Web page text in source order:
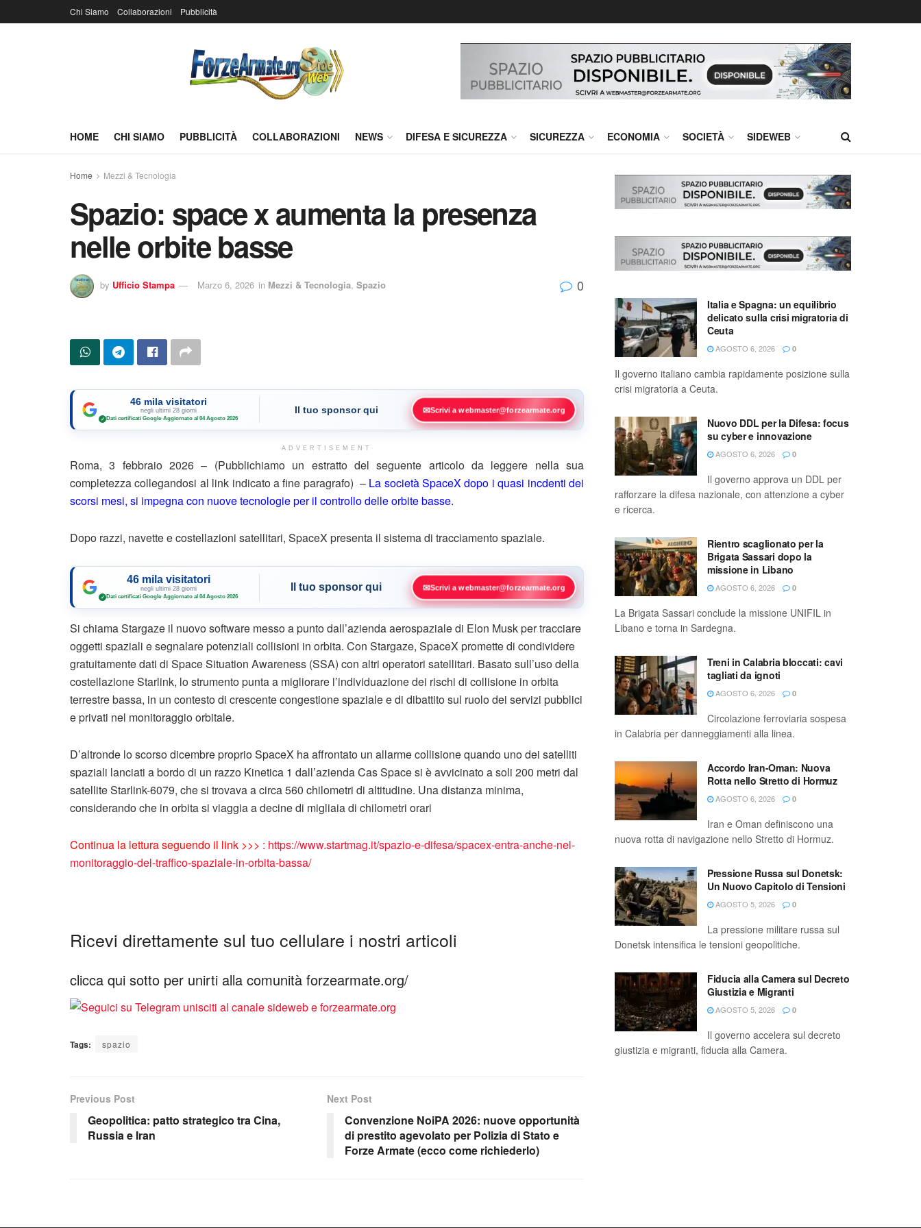
Chi Siamo Collaborazioni Pubblicità
HOME CHI SIAMO PUBBLICITÀ COLLABORAZIONI NEWS DIFESA E SICUREZZA SICUREZZA ECONOMIA SOCIETÀ SIDEWEB
Home Mezzi & Tecnologia
Spazio: space x aumenta la presenza
nelle orbite basse
by Ufficio Stampa Marzo 6, 2026 in Mezzi & Tecnologia, Spazio 0
46 mila visitatori
negli ultimi 28 giorni
✓ Dati certificati Google·Aggiornato al 04 Agosto 2026
Il tuo sponsor qui ✉Scrivi a webmaster@forzearmate.org
ADVERTISEMENT
Roma, 3 febbraio 2026 – (Pubblichiamo un estratto del seguente articolo da leggere nella sua
completezza collegandosi al link indicato a fine paragrafo) – La società SpaceX dopo i quasi incdenti dei
scorsi mesi, si impegna con nuove tecnologie per il controllo delle orbite basse.
Dopo razzi, navette e costellazioni satellitari, SpaceX presenta il sistema di tracciamento spaziale.
46 mila visitatori
negli ultimi 28 giorni
✓ Dati certificati Google·Aggiornato al 04 Agosto 2026
Il tuo sponsor qui ✉Scrivi a webmaster@forzearmate.org
Si chiama Stargaze il nuovo software messo a punto dall’azienda aerospaziale di Elon Musk per tracciare
oggetti spaziali e segnalare potenziali collisioni in orbita. Con Stargaze, SpaceX promette di condividere
gratuitamente dati di Space Situation Awareness (SSA) con altri operatori satellitari. Basato sull’uso della
costellazione Starlink, lo strumento punta a migliorare l’individuazione dei rischi di collisione in orbita
terrestre bassa, in un contesto di crescente congestione spaziale e di dibattito sul ruolo dei servizi pubblici
e privati nel monitoraggio orbitale.
D’altronde lo scorso dicembre proprio SpaceX ha affrontato un allarme collisione quando uno dei satelliti
spaziali lanciati a bordo di un razzo Kinetica 1 dall’azienda Cas Space si è avvicinato a soli 200 metri dal
satellite Starlink-6079, che si trovava a circa 560 chilometri di altitudine. Una distanza minima,
considerando che in orbita si viaggia a decine di migliaia di chilometri orari
Continua la lettura seguendo il link >>> : https://www.startmag.it/spazio-e-difesa/spacex-entra-anche-nel-
monitoraggio-del-traffico-spaziale-in-orbita-bassa/
Ricevi direttamente sul tuo cellulare i nostri articoli
clicca qui sotto per unirti alla comunità forzearmate.org/
Tags: spazio
Previous Post
Geopolitica: patto strategico tra Cina,
Russia e Iran
Next Post
Convenzione NoiPA 2026: nuove opportunità
di prestito agevolato per Polizia di Stato e
Forze Armate (ecco come richiederlo)
Italia e Spagna: un equilibrio
delicato sulla crisi migratoria di
Ceuta
AGOSTO 6, 2026 0
Il governo italiano cambia rapidamente posizione sulla
crisi migratoria a Ceuta.
Nuovo DDL per la Difesa: focus
su cyber e innovazione
AGOSTO 6, 2026 0
Il governo approva un DDL per
rafforzare la difesa nazionale, con attenzione a cyber
e ricerca.
Rientro scaglionato per la
Brigata Sassari dopo la
missione in Libano
AGOSTO 6, 2026 0
La Brigata Sassari conclude la missione UNIFIL in
Libano e torna in Sardegna.
Treni in Calabria bloccati: cavi
tagliati da ignoti
AGOSTO 6, 2026 0
Circolazione ferroviaria sospesa
in Calabria per danneggiamenti alla linea.
Accordo Iran-Oman: Nuova
Rotta nello Stretto di Hormuz
AGOSTO 6, 2026 0
Iran e Oman definiscono una
nuova rotta di navigazione nello Stretto di Hormuz.
Pressione Russa sul Donetsk:
Un Nuovo Capitolo di Tensioni
AGOSTO 5, 2026 0
La pressione militare russa sul
Donetsk intensifica le tensioni geopolitiche.
Fiducia alla Camera sul Decreto
Giustizia e Migranti
AGOSTO 5, 2026 0
Il governo accelera sul decreto
giustizia e migranti, fiducia alla Camera.